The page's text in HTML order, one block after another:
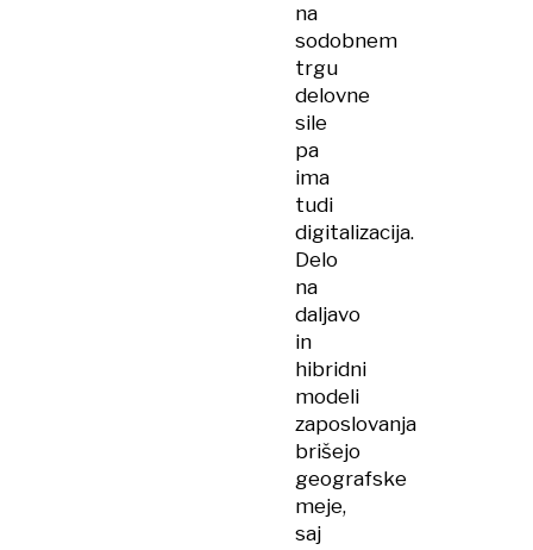
na
sodobnem
trgu
delovne
sile
pa
ima
tudi
digitalizacija.
Delo
na
daljavo
in
hibridni
modeli
zaposlovanja
brišejo
geografske
meje,
saj